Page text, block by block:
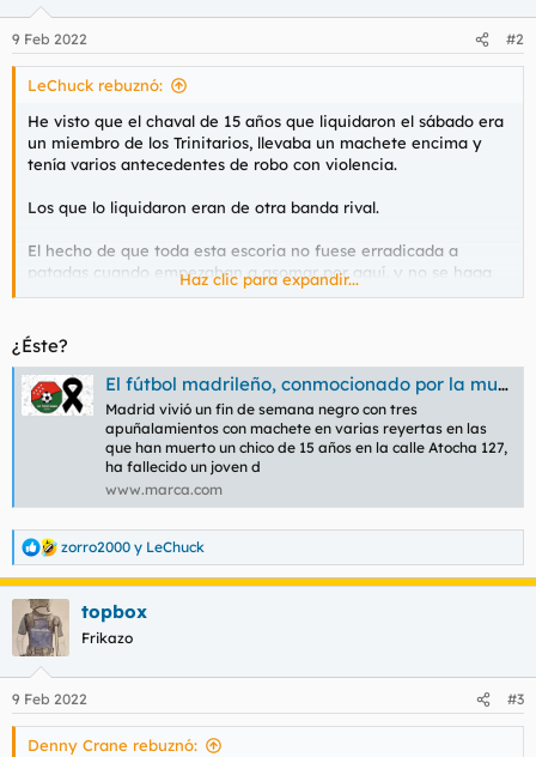
e
s
9 Feb 2022 #2
LeChuck rebuznó:
He visto que el chaval de 15 años que liquidaron el sábado era
un miembro de los Trinitarios, llevaba un machete encima y
tenía varios antecedentes de robo con violencia.
Los que lo liquidaron eran de otra banda rival.
El hecho de que toda esta escoria no fuese erradicada a
patadas cuando empezaban a asomar por aquí, y no se haga
ahora, que es perfectamente factible, me indigna
Haz clic para expandir...
¿Éste?
El fútbol madrileño, conmocionado por la muerte de Pepe, jugador de 15 años del Móstoles URJC que fue apuñalado
Madrid vivió un fin de semana negro con tres
apuñalamientos con machete en varias reyertas en las
que han muerto un chico de 15 años en la calle Atocha 127,
ha fallecido un joven d
www.marca.com
R
e
a
c
c
i
e
s
zorro2000 y LeChuck
topbox
Frikazo
9 Feb 2022 #3
Denny Crane rebuznó: